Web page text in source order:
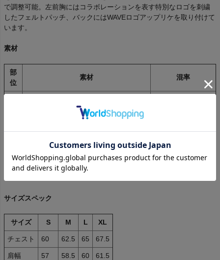
で調整可能。左前胸にはコラボレーションを表す特別なロゴを刺繍
したフェルトパッチ、バックにはWAVEロゴアップリケを取り付けて
います。
素材
部
位
素材 混率
ポリエステル 100%
ポリエステル 100%
サイズスペック
サイズ S M L XL
チェスト 60 62.5 65 67.5
肩幅 57 58.5 60 61.5